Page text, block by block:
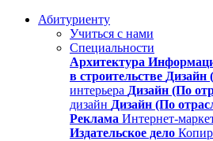
Абитуриенту
Учиться с нами
Специальности
Архитектура
в строительстве Дизайн
интерьера Дизайн (По
дизайн Дизайн (По
Реклама Интернет-
Издательское дело